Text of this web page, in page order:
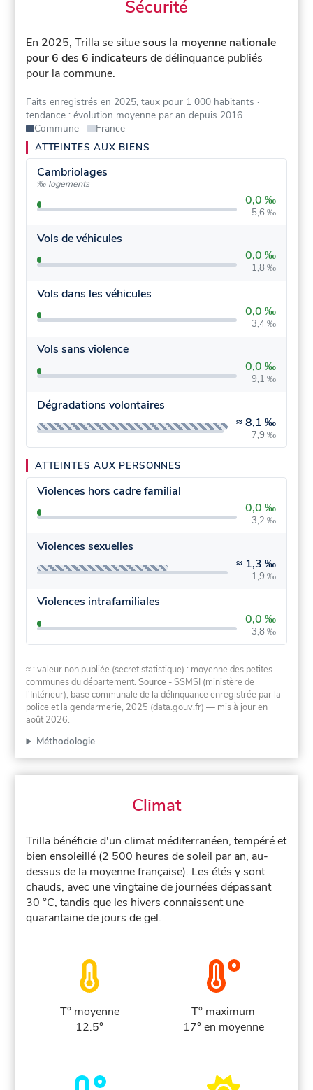
Sécurité
En 2025, Trilla se situesous la moyenne nationale
pour 6 des 6 indicateurs de délinquance publiés
pour la commune.
Faits enregistrés en 2025, taux pour 1 000 habitants ·
tendance : évolution moyenne par an depuis 2016
Commune
France
ATTEINTES AUX BIENS
Cambriolages
‰ logements
0,0 ‰
5,6 ‰
Vols de véhicules
0,0 ‰
1,8 ‰
Vols dans les véhicules
0,0 ‰
3,4 ‰
Vols sans violence
0,0 ‰
9,1 ‰
Dégradations volontaires
≈8,1 ‰
7,9 ‰
ATTEINTES AUX PERSONNES
Violences hors cadre familial
0,0 ‰
3,2 ‰
Violences sexuelles
≈ 1,3 ‰
1,9 ‰
Violences intrafamiliales
0,0 ‰
3,8 ‰
≈ : valeur non publiée (secret statistique) : moyenne des petites
communes du département.Source - SSMSI (ministère de
l'Intérieur), base communale de la délinquance enregistrée par la
police et la gendarmerie, 2025 (data.gouv.fr) — mis à jour en
août 2026.
Méthodologie
Climat
Trilla bénéficie d'un climat méditerranéen, tempéré et
bien ensoleillé (2 500 heures de soleil par an, au-
dessus de la moyenne française). Les étés y sont
chauds, avec une vingtaine de journées dépassant
30 °C, tandis que les hivers connaissent une
quarantaine de jours de gel.
T° moyenne
12.5°
T° maximum
17° en moyenne